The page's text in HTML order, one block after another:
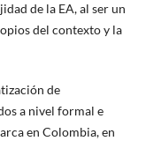
de la EA, al ser un
del contexto y la
de
a nivel formal e
en Colombia, en